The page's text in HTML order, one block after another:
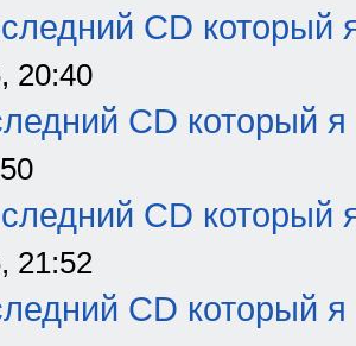
CD который
20:40
CD который я
CD который
21:52
CD который я